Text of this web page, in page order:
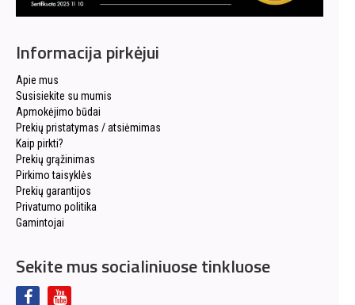
Informacija pirkėjui
Apie mus
Susisiekite su mumis
Apmokėjimo būdai
Prekių pristatymas / atsiėmimas
Kaip pirkti?
Prekių grąžinimas
Pirkimo taisyklės
Prekių garantijos
Privatumo politika
Gamintojai
Sekite mus socialiniuose tinkluose